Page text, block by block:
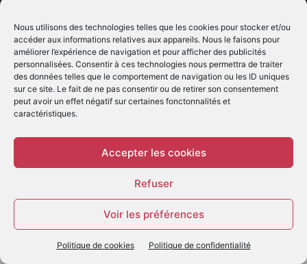
Nous utilisons des technologies telles que les cookies pour stocker et/ou
accéder aux informations relatives aux appareils. Nous le faisons pour
améliorer l’expérience de navigation et pour afficher des publicités
personnalisées. Consentir à ces technologies nous permettra de traiter
des données telles que le comportement de navigation ou les ID uniques
sur ce site. Le fait de ne pas consentir ou de retirer son consentement
peut avoir un effet négatif sur certaines fonctonnalités et
caractéristiques.
Accepter les cookies
Refuser
Voir les préférences
Politique de cookies Politique de confidentialité
SUIVEZ NOUS